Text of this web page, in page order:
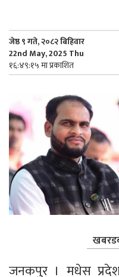
जेष्ठ ९ गते, २०८२ बिहिवार
22nd May, 2025 Thu
१६:४९:१५ मा प्रकाशित
जनकपुर । मधेस